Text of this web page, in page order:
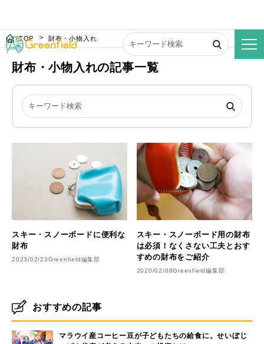
TOP 財布・小物入れ
財布・小物入れの記事一覧
スキー・スノーボードに便利な
財布
2023/02/23Greenfield編集部
スキー・スノーボード用の財布
は必須！なくさない工夫とおす
すめの財布をご紹介
2020/02/08Greenfield編集部
おすすめの記事
マラウイ産コーヒー豆が子どもたちの給食に。せいぼじ